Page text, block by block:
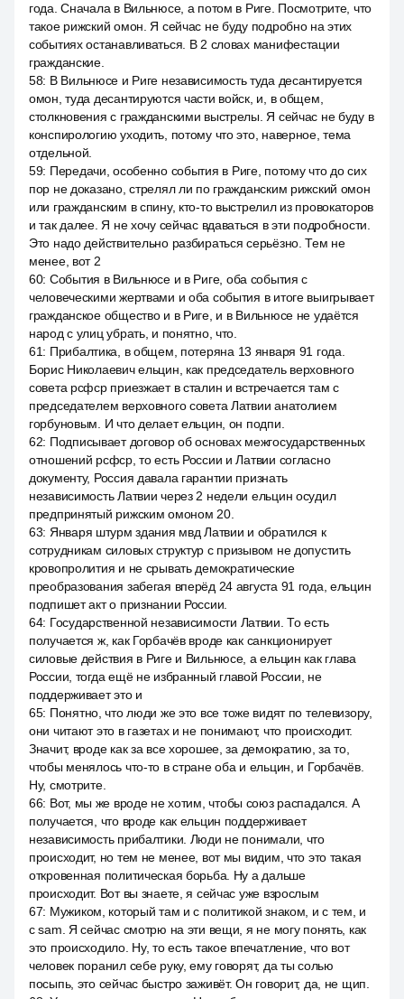
года. Сначала в Вильнюсе, а потом в Риге. Посмотрите, что
такое рижский омон. Я сейчас не буду подробно на этих
событиях останавливаться. В 2 словах манифестации
гражданские.
58: В Вильнюсе и Риге независимость туда десантируется
омон, туда десантируются части войск, и, в общем,
столкновения с гражданскими выстрелы. Я сейчас не буду в
конспирологию уходить, потому что это, наверное, тема
отдельной.
59: Передачи, особенно события в Риге, потому что до сих
пор не доказано, стрелял ли по гражданским рижский омон
или гражданским в спину, кто-то выстрелил из провокаторов
и так далее. Я не хочу сейчас вдаваться в эти подробности.
Это надо действительно разбираться серьёзно. Тем не
менее, вот 2
60: События в Вильнюсе и в Риге, оба события с
человеческими жертвами и оба события в итоге выигрывает
гражданское общество и в Риге, и в Вильнюсе не удаётся
народ с улиц убрать, и понятно, что.
61: Прибалтика, в общем, потеряна 13 января 91 года.
Борис Николаевич ельцин, как председатель верховного
совета рсфср приезжает в сталин и встречается там с
председателем верховного совета Латвии анатолием
горбуновым. И что делает ельцин, он подпи.
62: Подписывает договор об основах межгосударственных
отношений рсфср, то есть России и Латвии согласно
документу, Россия давала гарантии признать
независимость Латвии через 2 недели ельцин осудил
предпринятый рижским омоном 20.
63: Января штурм здания мвд Латвии и обратился к
сотрудникам силовых структур с призывом не допустить
кровопролития и не срывать демократические
преобразования забегая вперёд 24 августа 91 года, ельцин
подпишет акт о признании России.
64: Государственной независимости Латвии. То есть
получается ж, как Горбачёв вроде как санкционирует
силовые действия в Риге и Вильнюсе, а ельцин как глава
России, тогда ещё не избранный главой России, не
поддерживает это и
65: Понятно, что люди же это все тоже видят по телевизору,
они читают это в газетах и не понимают, что происходит.
Значит, вроде как за все хорошее, за демократию, за то,
чтобы менялось что-то в стране оба и ельцин, и Горбачёв.
Ну, смотрите.
66: Вот, мы же вроде не хотим, чтобы союз распадался. А
получается, что вроде как ельцин поддерживает
независимость прибалтики. Люди не понимали, что
происходит, но тем не менее, вот мы видим, что это такая
откровенная политическая борьба. Ну а дальше
происходит. Вот вы знаете, я сейчас уже взрослым
67: Мужиком, который там и с политикой знаком, и с тем, и
с sam. Я сейчас смотрю на эти вещи, я не могу понять, как
это происходило. Ну, то есть такое впечатление, что вот
человек поранил себе руку, ему говорят, да ты солью
посыпь, это сейчас быстро заживёт. Он говорит, да, не щип.